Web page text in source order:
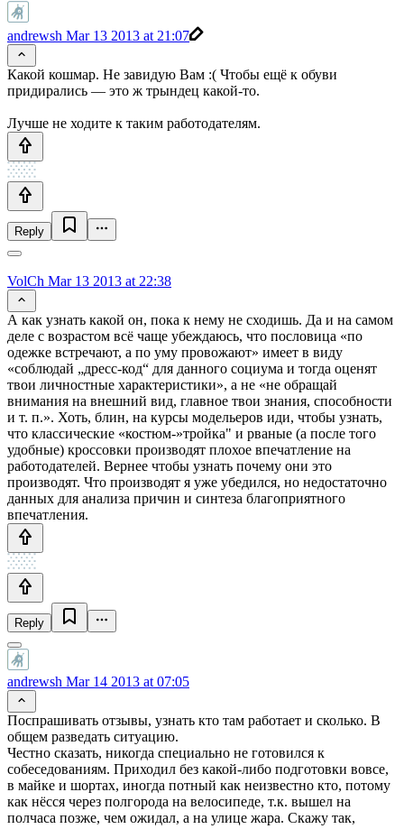
andrewsh Mar 13 2013 at 21:07
Какой кошмар. Не завидую Вам :( Чтобы ещё к обуви
придирались — это ж трындец какой-то.
Лучше не ходите к таким работодателям.
Reply
VolCh Mar 13 2013 at 22:38
А как узнать какой он, пока к нему не сходишь. Да и на самом
деле с возрастом всё чаще убеждаюсь, что пословица «по
одежке встречают, а по уму провожают» имеет в виду
«соблюдай „дресс-код“ для данного социума и тогда оценят
твои личностные характеристики», а не «не обращай
внимания на внешний вид, главное твои знания, способности
и т. п.». Хоть, блин, на курсы модельеров иди, чтобы узнать,
что классические «костюм-»тройка" и рваные (а после того
удобные) кроссовки производят плохое впечатление на
работодателей. Вернее чтобы узнать почему они это
производят. Что производят я уже убедился, но недостаточно
данных для анализа причин и синтеза благоприятного
впечатления.
Reply
andrewsh Mar 14 2013 at 07:05
Поспрашивать отзывы, узнать кто там работает и сколько. В
общем разведать ситуацию.
Честно сказать, никогда специально не готовился к
собеседованиям. Приходил без какой-либо подготовки вовсе,
в майке и шортах, иногда потный как неизвестно кто, потому
как нёсся через полгорода на велосипеде, т.к. вышел на
полчаса позже, чем ожидал, а на улице жара. Скажу так,